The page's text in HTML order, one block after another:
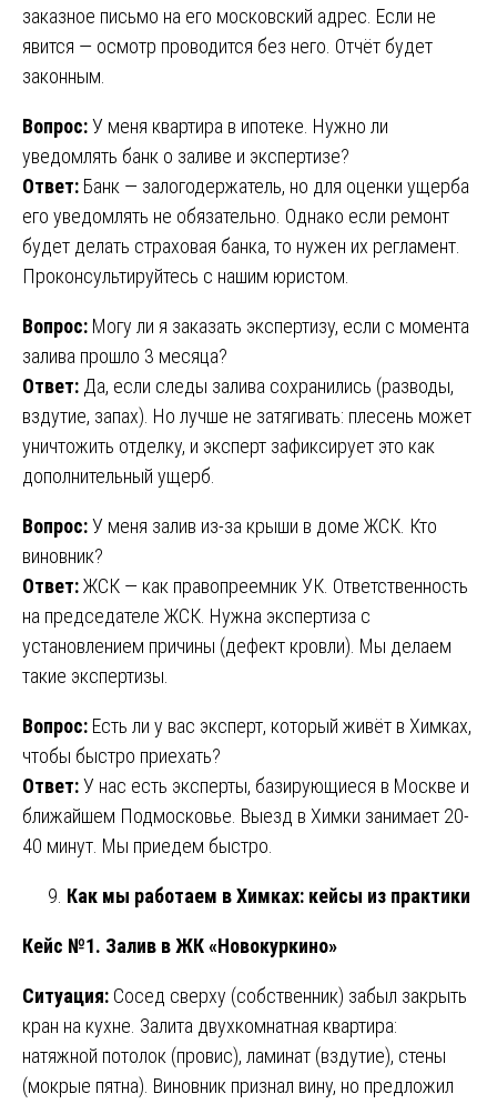
заказное письмо на его московский адрес. Если не
явится — осмотр проводится без него. Отчёт будет
законным.
Вопрос:У меня квартира в ипотеке. Нужно ли
уведомлять банк о заливе и экспертизе?
Ответ: Банк — залогодержатель, но для оценки ущерба
его уведомлять не обязательно. Однако если ремонт
будет делать страховая банка, то нужен их регламент.
Проконсультируйтесь с нашим юристом.
Вопрос: Могу ли я заказать экспертизу, если с момента
залива прошло 3 месяца?
Ответ: Да, если следы залива сохранились (разводы,
вздутие, запах). Но лучше не затягивать: плесень может
уничтожить отделку, и эксперт зафиксирует это как
дополнительный ущерб.
Вопрос:У меня залив из-за крыши в доме ЖСК. Кто
виновник?
Ответ:ЖСК — как правопреемник УК. Ответственность
на председателе ЖСК. Нужна экспертиза с
установлением причины (дефект кровли). Мы делаем
такие экспертизы.
Вопрос: Есть ли у вас эксперт, который живёт в Химках,
чтобы быстро приехать?
Ответ:У нас есть эксперты, базирующиеся в Москве и
ближайшем Подмосковье. Выезд в Химки занимает 20-
40 минут. Мы приедем быстро.
Как мы работаем в Химках: кейсы из практики
Кейс №1. Залив в ЖК «Новокуркино»
Ситуация: Сосед сверху (собственник) забыл закрыть
кран на кухне. Залита двухкомнатная квартира:
натяжной потолок (провис), ламинат (вздутие), стены
(мокрые пятна). Виновник признал вину, но предложил